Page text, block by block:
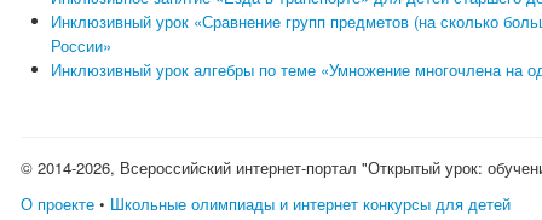
Инклюзивный урок «Сравнение групп предметов (на сколько
России»
Инклюзивный урок алгебры по теме «Умножение многочлена на
© 2014-2026, Всероссийский интернет-портал "Открытый урок:
О проекте • Школьные олимпиады и интернет конкурсы для детей